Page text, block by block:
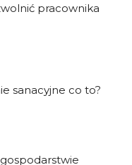
pracownika
sanacyjne co to?